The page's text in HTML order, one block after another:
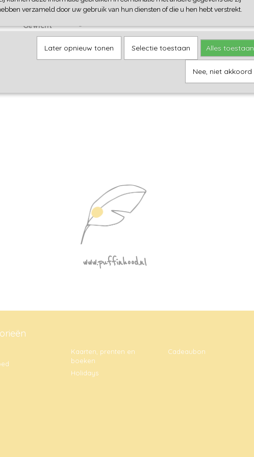
Hoogte 14.00 cm
Gewicht
www.puffinhood.nl
Kaarten, prenten en
boeken
Holidays
Cadeaubon
verzameld door uw gebruik van hun diensten of die u hen hebt verstrekt.
Later opnieuw tonen Selectie toestaan Alles toestaan
Nee, niet akkoord